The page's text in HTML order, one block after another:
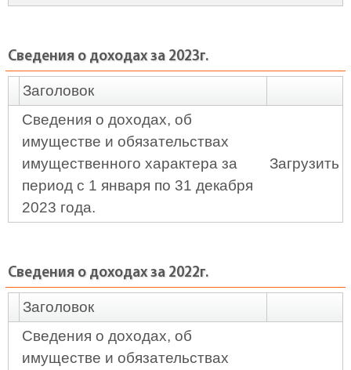
Сведения о доходах за 2023г.
Заголовок
Сведения о доходах, об
имуществе и обязательствах
имущественного характера за
период с 1 января по 31 декабря
2023 года.
Загрузить
Сведения о доходах за 2022г.
Заголовок
Сведения о доходах, об
имуществе и обязательствах